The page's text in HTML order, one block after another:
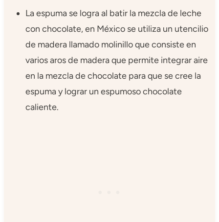
La espuma se logra al batir la mezcla de leche
con chocolate, en México se utiliza un utencilio
de madera llamado molinillo que consiste en
varios aros de madera que permite integrar aire
en la mezcla de chocolate para que se cree la
espuma y lograr un espumoso chocolate
caliente.